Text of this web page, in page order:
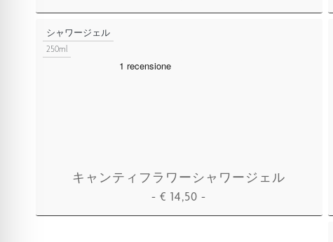
シャワージェル
250ml
キャンティフラワーシャワージェル
-€ 14,50 -